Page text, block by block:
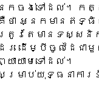
នកចង់ទៅដល់។ កត្
ថា អ្នកមានឥទ្
រូវតែមានទស្ស
ែរ ដើម្បីចូលដៃជ
យាមទៅដល់។
ម្រាប់យុទ្ធនាកា